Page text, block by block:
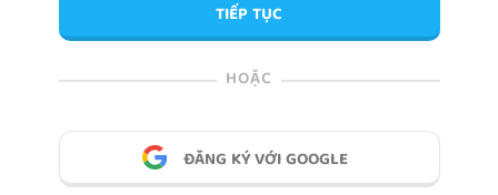
TIẾP TỤC
HOẶC
ĐĂNG KÝ VỚI GOOGLE